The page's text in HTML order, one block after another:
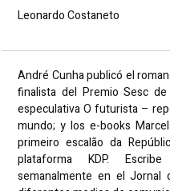
Leonardo Costaneto
André Cunha publicó el
finalista del Premio Sesc
especulativa O futurista –
mundo; y los e-books
primeiro escalão da
plataforma KDP.
semanalmente en el Jornal